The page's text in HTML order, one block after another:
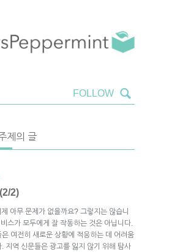
제의 글
2)
아무 문제가 없을까요? 그렇지는 않습니
스가 모두에게 잘 작동하는 것은 아닙니다.
여전히 새로운 상황에 적응하는 데 어려움
지역 신문들은 광고를 잃지 않기 위해 탐사